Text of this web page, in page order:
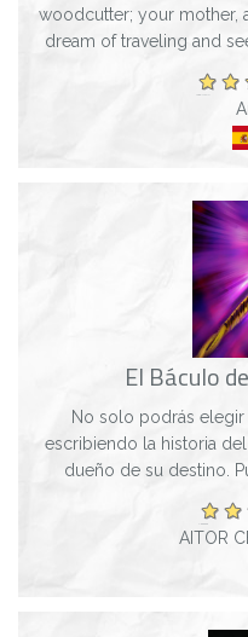
woodcutter; your mother,
dream of traveling and
El Báculo
No solo podrás
escribiendo la historia
dueño de su destino.
AITOR